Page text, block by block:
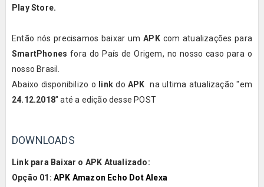
Play Store.
Então nós precisamos baixar umAPKcom atualizações para
SmartPhones fora do País de Origem, no nosso caso para o
nosso Brasil.
Abaixo disponibilizo o linkdoAPK na ultima atualização "em
24.12.2018" até a edição desse POST
DOWNLOADS
Link para Baixar o APK Atualizado:
Opção 01: APK Amazon Echo Dot Alexa